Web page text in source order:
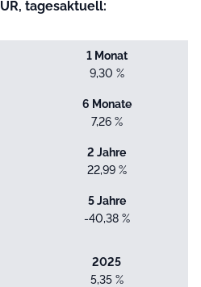
tagesaktuell:
1 Monat
9,30 %
6 Monate
7,26 %
2 Jahre
22,99 %
5 Jahre
-40,38 %
2025
5,35 %